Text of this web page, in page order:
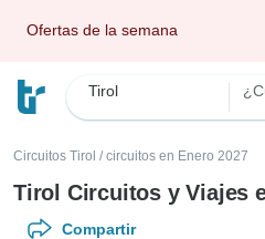
Ofertas de la semana
Tirol
Circuitos Tirol / circuitos en Enero 2027
Tirol Circuitos y Viajes
Compartir